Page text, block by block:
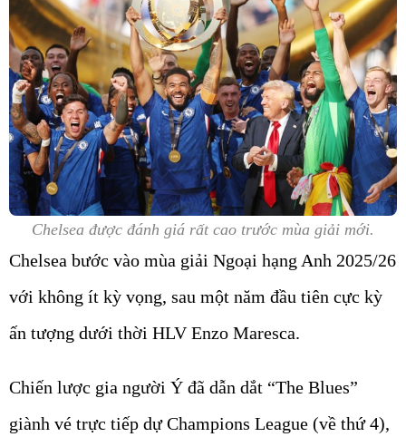
Chelsea được đánh giá rất cao trước mùa giải mới.
Chelsea bước vào mùa giải Ngoại hạng Anh 2025/26
với không ít kỳ vọng, sau một năm đầu tiên cực kỳ
ấn tượng dưới thời HLV Enzo Maresca.
Chiến lược gia người Ý đã dẫn dắt “The Blues”
giành vé trực tiếp dự Champions League (về thứ 4),